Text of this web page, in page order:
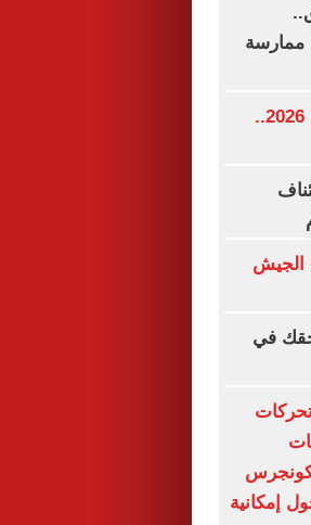
ممارسة
حالة الطقس اليوم السبت 8 أغسطس 2026..
الجيش
حقك في
إمكانية